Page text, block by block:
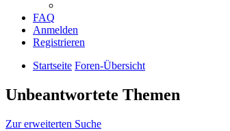
FAQ
Anmelden
Registrieren
Startseite Foren-Übersicht
Unbeantwortete Themen
Zur erweiterten Suche